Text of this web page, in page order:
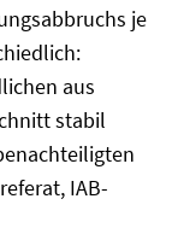
je
aus
stabil
IAB-